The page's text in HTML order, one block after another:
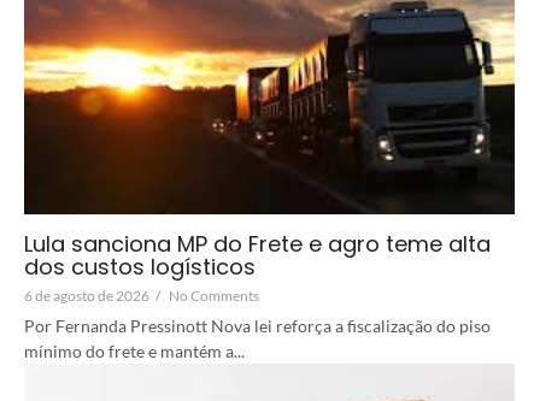
Lula sanciona MP do Frete e agro teme alta
dos custos logísticos
6 de agosto de 2026 / No Comments
Por Fernanda Pressinott Nova lei reforça a fiscalização do piso
mínimo do frete e mantém a...